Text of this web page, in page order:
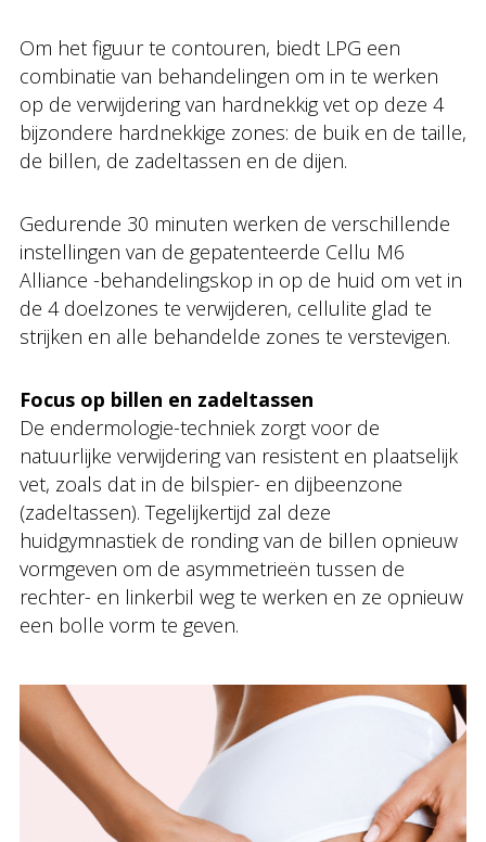
Om het figuur te contouren, biedt LPG een
combinatie van behandelingen om in te werken
op de verwijdering van hardnekkig vet op deze 4
bijzondere hardnekkige zones: de buik en de taille,
de billen, de zadeltassen en de dijen.
Gedurende 30 minuten werken de verschillende
instellingen van de gepatenteerde Cellu M6
Alliance -behandelingskop in op de huid om vet in
de 4 doelzones te verwijderen, cellulite glad te
strijken en alle behandelde zones te verstevigen.
Focus op billen en zadeltassen
De endermologie-techniek zorgt voor de
natuurlijke verwijdering van resistent en plaatselijk
vet, zoals dat in de bilspier- en dijbeenzone
(zadeltassen). Tegelijkertijd zal deze
huidgymnastiek de ronding van de billen opnieuw
vormgeven om de asymmetrieën tussen de
rechter- en linkerbil weg te werken en ze opnieuw
een bolle vorm te geven.